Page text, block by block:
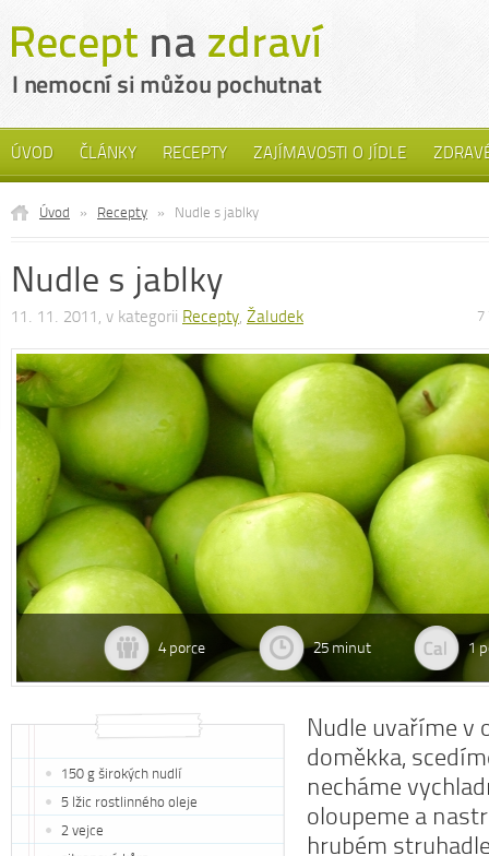
ÚVOD ČLÁNKY RECEPTY ZAJÍMAVOSTI O JÍDLE
Úvod » Recepty » Nudle s jablky
Nudle s jablky
11. 11. 2011, v kategorii Recepty, Žaludek
4 porce 25 minut 1
150 g širokých nudlí
5 lžic rostlinného oleje
2 vejce
Nudle uvaříme v
doměkka,
necháme
oloupeme a
hrubém